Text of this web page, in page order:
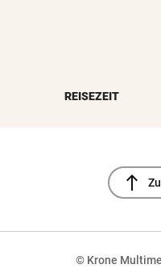
REISEZEIT
north
© Krone